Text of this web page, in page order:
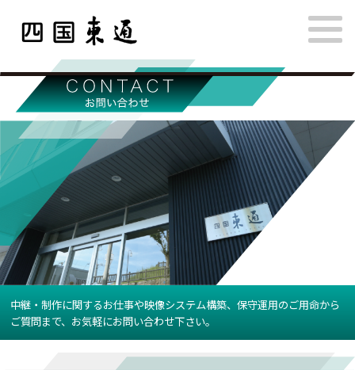
中継・制作に関するお仕事や映像システム構築、保守運用のご用命から
ご質問まで、お気軽にお問い合わせ下さい。